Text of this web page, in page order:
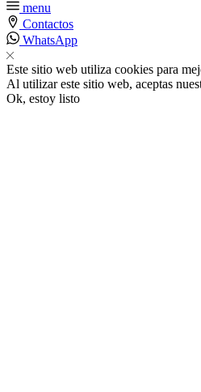
satın al
panel
menu
Contactos
WhatsApp
Este sitio web utiliza cookies para
Al utilizar este sitio web, aceptas
Ok, estoy listo